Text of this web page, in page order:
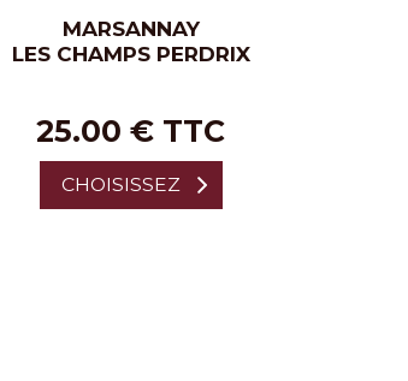
MARSANNAY
LES CHAMPS PERDRIX
25.00 € TTC
CHOISISSEZ